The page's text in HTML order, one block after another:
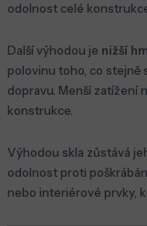
odolnost celé
Další výhodou je nižší
polovinu toho, co stejně
dopravu. Menší zatížení
konstrukce.
Výhodou skla zůstává
odolnost proti
nebo interiérové prvky,